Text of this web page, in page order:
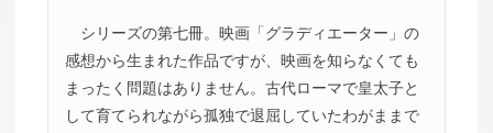
シリーズの第七冊。映画「グラディエーター」の
感想から生まれた作品ですが、映画を知らなくても
まったく問題はありません。古代ローマで皇太子と
して育てられながら孤独で退屈していたわがままで